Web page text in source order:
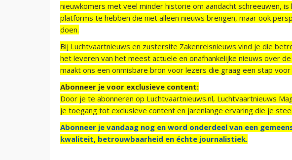
nieuwkomers met veel minder historie om aandacht schreeuwen,
platforms te hebben die niet alleen nieuws brengen, maar ook
doen.
Bij Luchtvaartnieuws en zustersite Zakenreisnieuws vind je die
het leveren van het meest actuele en onafhankelijke nieuws over
maakt ons een onmisbare bron voor lezers die graag een stap voor
Abonneer je voor exclusieve content:
Door je te abonneren op Luchtvaartnieuws.nl, Luchtvaartnieuws
je toegang tot exclusieve content en jarenlange ervaring die je
Abonneer je vandaag nog en word onderdeel van een
kwaliteit, betrouwbaarheid en échte journalistiek.